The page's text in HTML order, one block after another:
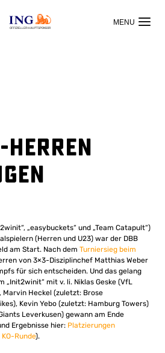
OFFIZIELLER HAUPTSPONSOR
Herren
„easybuckets“ und „Team Catapult“)
(Herren und U23) war der DBB
am Start. Nach dem Turniersieg beim
von 3×3-Disziplinchef Matthias Weber
für sich entscheiden. Und das gelang
„Init2winit“ mit v. li. Niklas Geske (VfL
Marvin Heckel (zuletzt: Brose
Kevin Yebo (zuletzt: Hamburg Towers)
Leverkusen) gewann am Ende
Ergebnisse hier: Platzierungen
Runde).